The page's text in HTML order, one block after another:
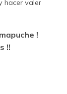
hacer valer
!
!!